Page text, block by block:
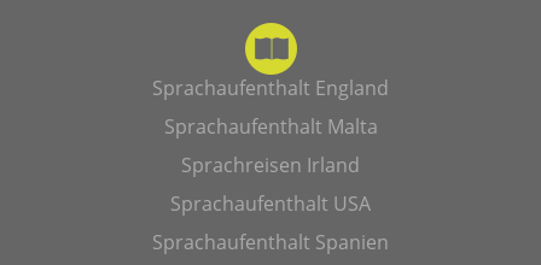
Sprachaufenthalt England
Sprachaufenthalt Malta
Sprachreisen Irland
Sprachaufenthalt USA
Sprachaufenthalt Spanien